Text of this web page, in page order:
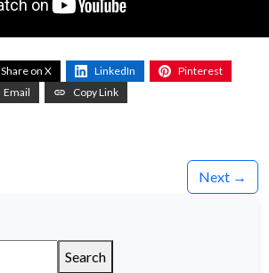
Share on X LinkedIn
Pinterest
Email Copy Link
Next →
Search